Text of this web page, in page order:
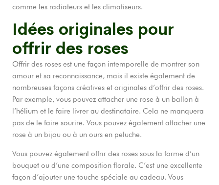
comme les radiateurs et les climatiseurs.
Idées originales pour
offrir des roses
Offrir des roses est une façon intemporelle de montrer son
amour et sa reconnaissance, mais il existe également de
nombreuses façons créatives et originales d’offrir des roses.
Par exemple, vous pouvez attacher une rose à un ballon à
l’hélium et le faire livrer au destinataire. Cela ne manquera
pas de le faire sourire. Vous pouvez également attacher une
rose à un bijou ou à un ours en peluche.
Vous pouvez également offrir des roses sous la forme d’un
bouquet ou d’une composition florale. C’est une excellente
façon d’ajouter une touche spéciale au cadeau. Vous